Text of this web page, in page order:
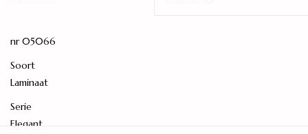
nr 05066
Soort
Laminaat
Serie
Elegant